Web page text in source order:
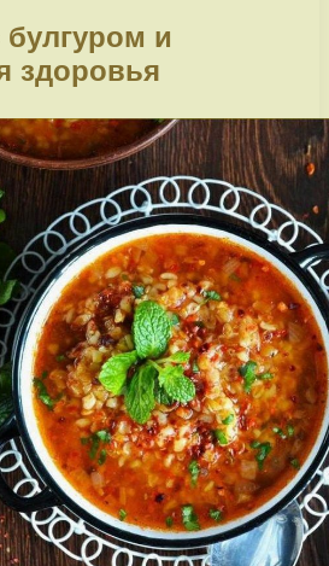
булгуром и
здоровья